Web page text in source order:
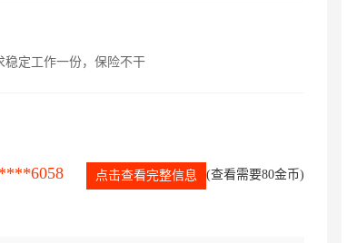
稳定工作一份，保险不干
点击查看完整信息 (查看需要80金币)